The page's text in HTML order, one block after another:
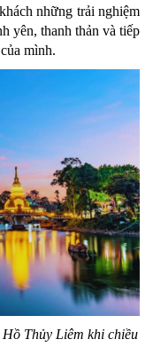
những trải nghiệm
yên, thanh thản và tiếp
mình.
Thủy Liêm khi chiều